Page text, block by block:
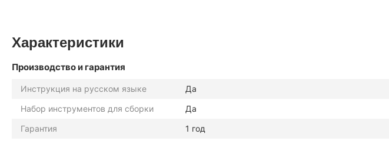
Характеристики
Производство и гарантия
Инструкция на русском языке
Да
Набор инструментов для сборки
Да
Гарантия
1 год